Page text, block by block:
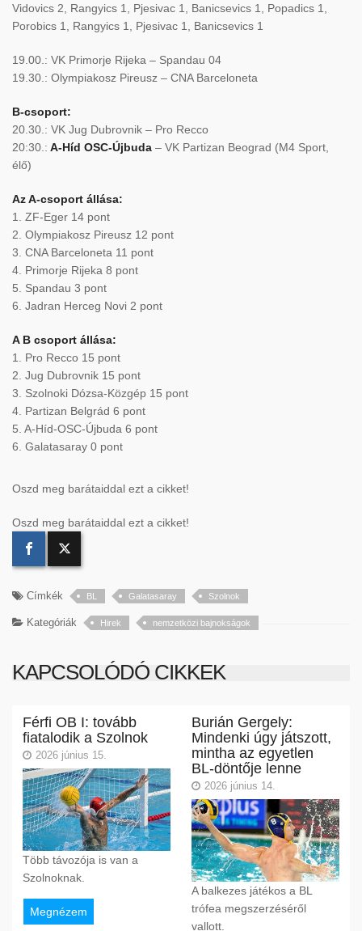
Vidovics 2, Rangyics 1, Pjesivac 1, Banicsevics 1, Popadics 1,
Porobics 1, Rangyics 1, Pjesivac 1, Banicsevics 1
19.00.: VK Primorje Rijeka – Spandau 04
19.30.: Olympiakosz Pireusz – CNA Barceloneta
B-csoport:
20.30.: VK Jug Dubrovnik – Pro Recco
20:30.: A-Híd OSC-Újbuda – VK Partizan Beograd (M4 Sport,
élő)
Az A-csoport állása:
1. ZF-Eger 14 pont
2. Olympiakosz Pireusz 12 pont
3. CNA Barceloneta 11 pont
4. Primorje Rijeka 8 pont
5. Spandau 3 pont
6. Jadran Herceg Novi 2 pont
A B csoport állása:
1. Pro Recco 15 pont
2. Jug Dubrovnik 15 pont
3. Szolnoki Dózsa-Közgép 15 pont
4. Partizan Belgrád 6 pont
5. A-Híd-OSC-Újbuda 6 pont
6. Galatasaray 0 pont
Oszd meg barátaiddal ezt a cikket!
Oszd meg barátaiddal ezt a cikket!
Címkék BL Galatasaray Szolnok
Kategóriák Hirek nemzetközi bajnokságok
KAPCSOLÓDÓ CIKKEK
Férfi OB I: tovább
fiatalodik a Szolnok
2026 június 15.
Több távozója is van a
Szolnoknak.
Megnézem
Burián Gergely:
Mindenki úgy játszott,
mintha az egyetlen
BL-döntője lenne
2026 június 14.
A balkezes játékos a BL
trófea megszerzéséről
vallott.